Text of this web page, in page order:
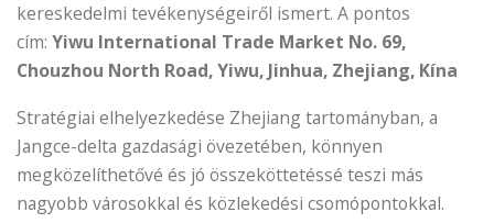
kereskedelmi tevékenységeiről ismert. A pontos
cím: Yiwu International Trade Market No. 69,
Chouzhou North Road, Yiwu, Jinhua, Zhejiang, Kína
Stratégiai elhelyezkedése Zhejiang tartományban, a
Jangce-delta gazdasági övezetében, könnyen
megközelíthetővé és jó összeköttetéssé teszi más
nagyobb városokkal és közlekedési csomópontokkal.